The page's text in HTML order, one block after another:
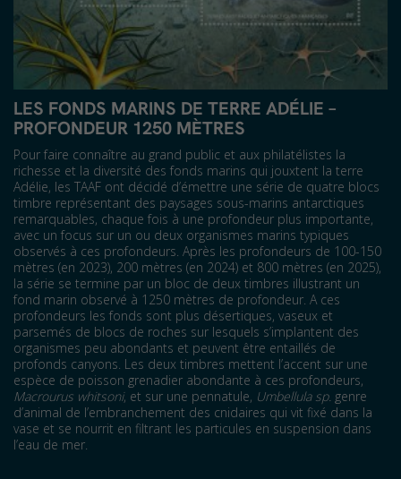
LES FONDS MARINS DE TERRE ADÉLIE –
PROFONDEUR 1250 MÈTRES
Pour faire connaître au grand public et aux philatélistes la
richesse et la diversité des fonds marins qui jouxtent la terre
Adélie, les TAAF ont décidé d’émettre une série de quatre blocs
timbre représentant des paysages sous-marins antarctiques
remarquables, chaque fois à une profondeur plus importante,
avec un focus sur un ou deux organismes marins typiques
observés à ces profondeurs. Après les profondeurs de 100-150
mètres (en 2023), 200 mètres (en 2024) et 800 mètres (en 2025),
la série se termine par un bloc de deux timbres illustrant un
fond marin observé à 1250 mètres de profondeur. A ces
profondeurs les fonds sont plus désertiques, vaseux et
parsemés de blocs de roches sur lesquels s’implantent des
organismes peu abondants et peuvent être entaillés de
profonds canyons. Les deux timbres mettent l’accent sur une
espèce de poisson grenadier abondante à ces profondeurs,
Macrourus whitsoni, et sur une pennatule, Umbellula sp. genre
d’animal de l’embranchement des cnidaires qui vit fixé dans la
vase et se nourrit en filtrant les particules en suspension dans
l’eau de mer.